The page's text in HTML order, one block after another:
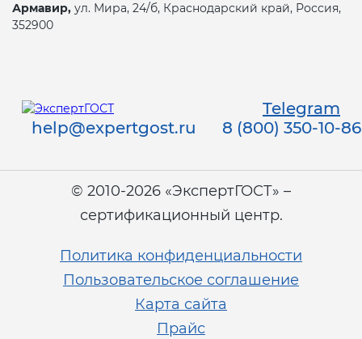
Армавир, ул. Мира, 24/б, Краснодарский край, Россия,
352900
Telegram
help@expertgost.ru
8 (800) 350-10-86
© 2010-2026 «ЭкспертГОСТ» –
сертификационный центр.
Политика конфиденциальности
Пользовательское соглашение
Карта сайта
Прайс